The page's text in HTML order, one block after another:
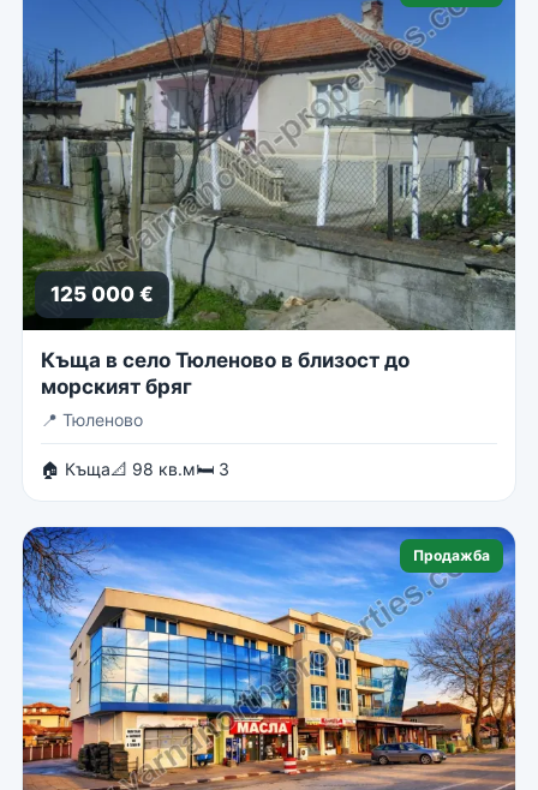
125 000 €
Къща в село Тюленово в близост до
морският бряг
📍 Тюленово
🏠 Къща📐 98 кв.м🛏 3
Продажба